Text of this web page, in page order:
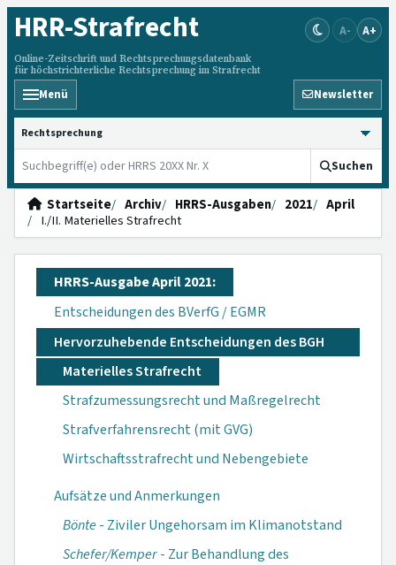
HRR-Strafrecht
Online-Zeitschrift und Rechtsprechungsdatenbank
für höchstrichterliche Rechtsprechung im Strafrecht
A- A+
Menü Newsletter
HRRS durchsuchen
Suchen
Startseite Archiv HRRS-Ausgaben 2021
April
I./II. Materielles Strafrecht
HRRS-Ausgabe April 2021:
Entscheidungen des BVerfG / EGMR
Hervorzuhebende Entscheidungen des BGH
Materielles Strafrecht
Strafzumessungsrecht und Maßregelrecht
Strafverfahrensrecht (mit GVG)
Wirtschaftsstrafrecht und Nebengebiete
Aufsätze und Anmerkungen
Bönte- Ziviler Ungehorsam im Klimanotstand
Schefer/Kemper- Zur Behandlung des